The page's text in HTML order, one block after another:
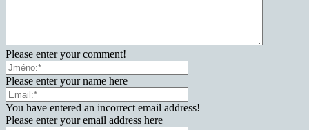
Please enter your comment!
Please enter your name here
You have entered an incorrect email address!
Please enter your email address here